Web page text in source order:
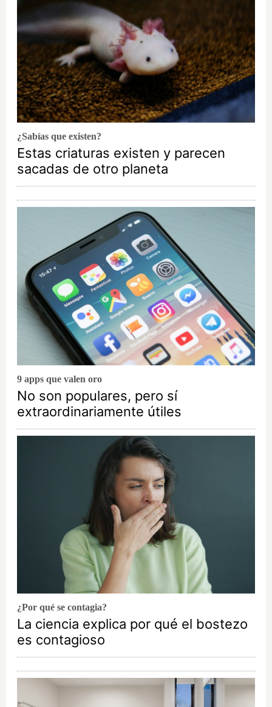
¿Sabías que existen?
Estas criaturas existen y parecen
sacadas de otro planeta
9 apps que valen oro
No son populares, pero sí
extraordinariamente útiles
¿Por qué se contagia?
La ciencia explica por qué el bostezo
es contagioso